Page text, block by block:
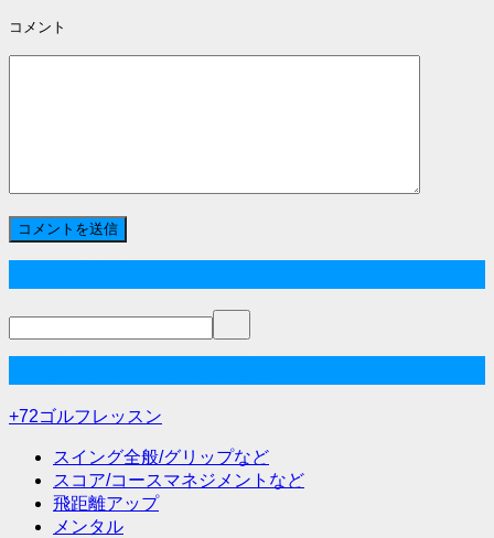
コメント
+72ゴルフレッスン
スイング全般/グリップなど
スコア/コースマネジメントなど
飛距離アップ
メンタル